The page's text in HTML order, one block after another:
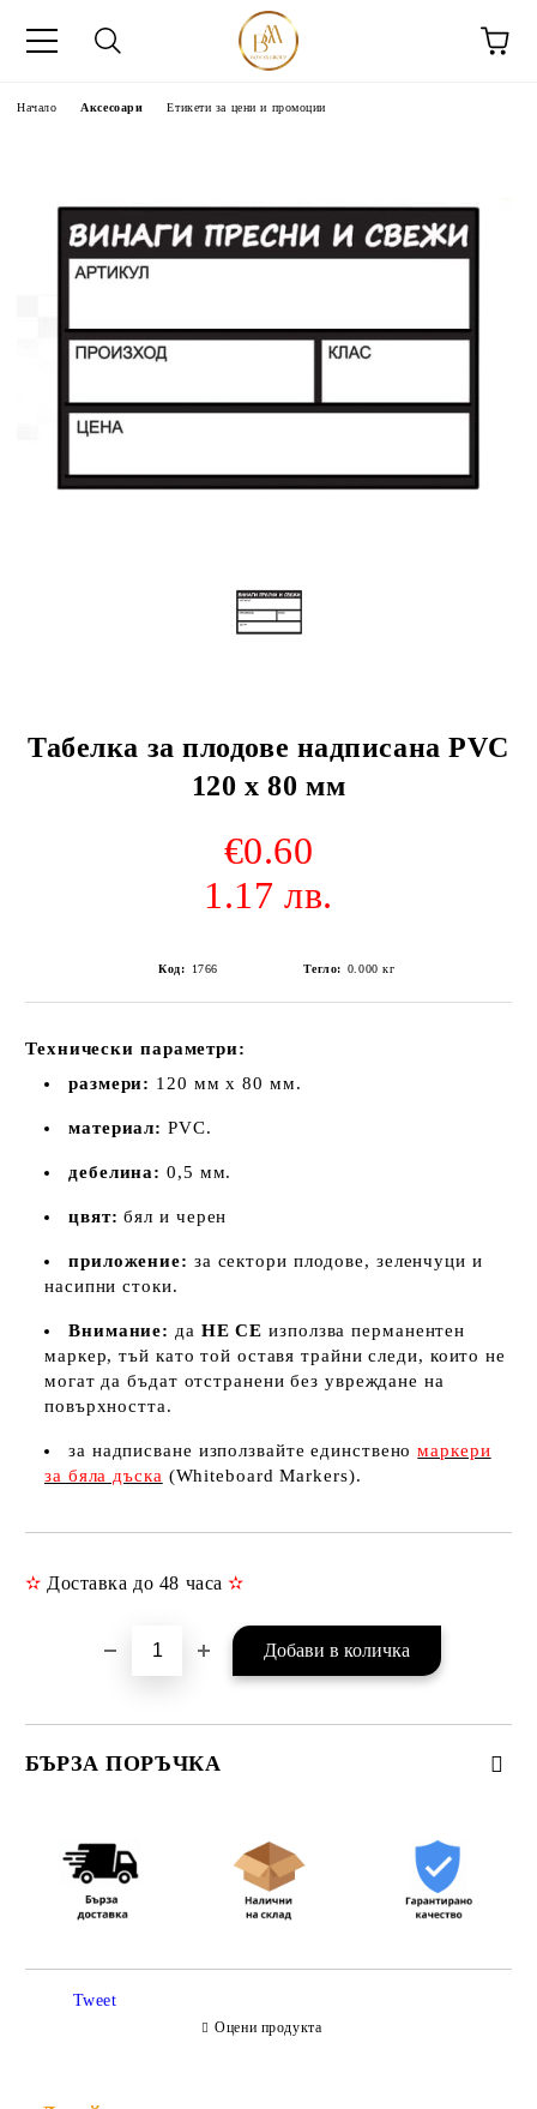
Начало Аксесоари Етикети за цени и промоции
Табелка за плодове надписана PVC
120 х 80 мм
€0.60
1.17 лв.
Код: 1766 Тегло: 0.000 кг
Технически параметри:
размери: 120 мм х 80 мм.
материал: PVC.
дебелина: 0,5 мм.
цвят: бял и черен
приложение: за сектори плодове, зеленчуци и
насипни стоки.
Внимание: да НЕ СЕ използва перманентен
маркер, тъй като той оставя трайни следи, които не
могат да бъдат отстранени без увреждане на
повърхността.
за надписване използвайте единственомаркери
за бяла дъска (Whiteboard Markers).
✫ Доставка до 48 часа✫
БЪРЗА ПОРЪЧКА
Tweet
Оцени продукта